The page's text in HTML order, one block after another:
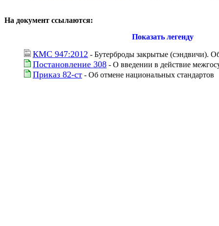
На документ ссылаются:
Показать легенду
КМС 947:2012 - Бутерброды закрытые (сэндвичи).
Постановление 308 - О введении в действие
Приказ 82-ст - Об отмене национальных стандартов